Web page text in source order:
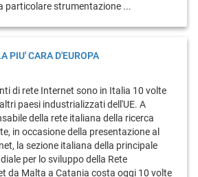
particolare strumentazione ...
PIU' CARA D'EUROPA
di rete Internet sono in Italia 10 volte
paesi industrializzati dell'UE. A
della rete italiana della ricerca
in occasione della presentazione al
la sezione italiana della principale
per lo sviluppo della Rete
da Malta a Catania costa oggi 10 volte